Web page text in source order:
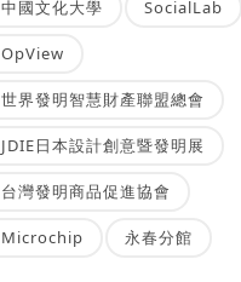
中國文化大學 SocialLab
OpView
世界發明智慧財產聯盟總會
JDIE日本設計創意暨發明展
台灣發明商品促進協會
Microchip 永春分館